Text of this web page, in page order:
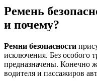
Ремень
и почему?
Ремни безопасности
исключения. Без особого
предназначены. Конечно
водителя и пассажиров